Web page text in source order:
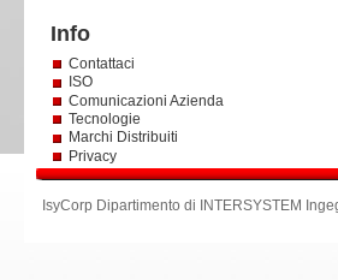
Info
Contattaci
ISO
Comunicazioni Azienda
Tecnologie
Marchi Distribuiti
Privacy
IsyCorp Dipartimento di INTERSYSTEM